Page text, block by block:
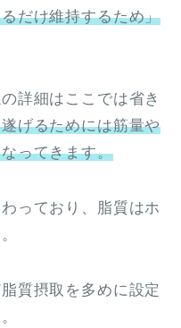
だけ維持するため」
詳細はここでは省き
げるためには筋量や
ってきます。
っており、脂質はホ
質摂取を多めに設定